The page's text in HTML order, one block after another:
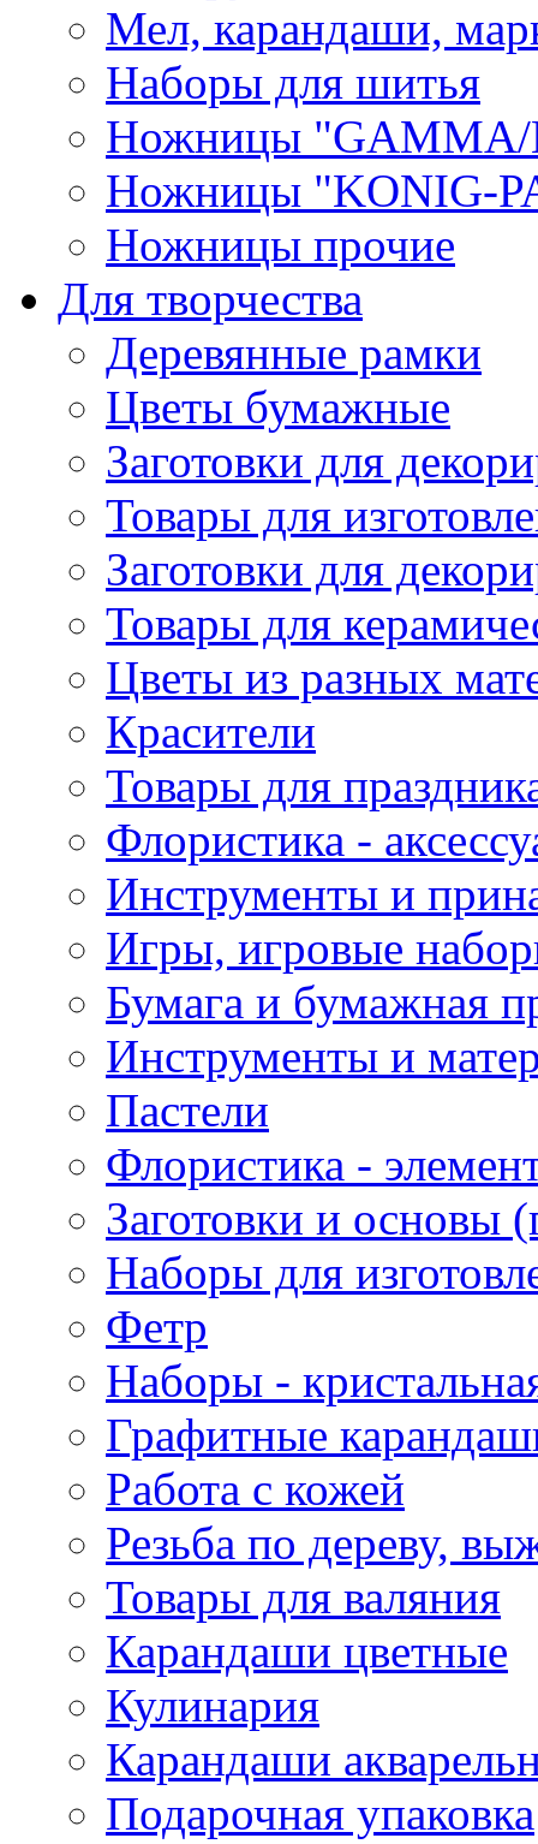
Мел, карандаши,
Наборы для шитья
Ножницы "GAMMA/
Ножницы "KONIG-
Ножницы прочие
Для творчества
Деревянные рамки
Цветы бумажные
Заготовки для
Товары для
Заготовки для
Товары для
Цветы из разных
Красители
Товары для
Флористика -
Инструменты и
Игры, игровые
Бумага и бумажная
Инструменты и
Пастели
Флористика -
Заготовки и основы
Наборы для
Фетр
Наборы -
Графитные
Работа с кожей
Резьба по дереву,
Товары для валяния
Карандаши цветные
Кулинария
Карандаши
Подарочная упаковка